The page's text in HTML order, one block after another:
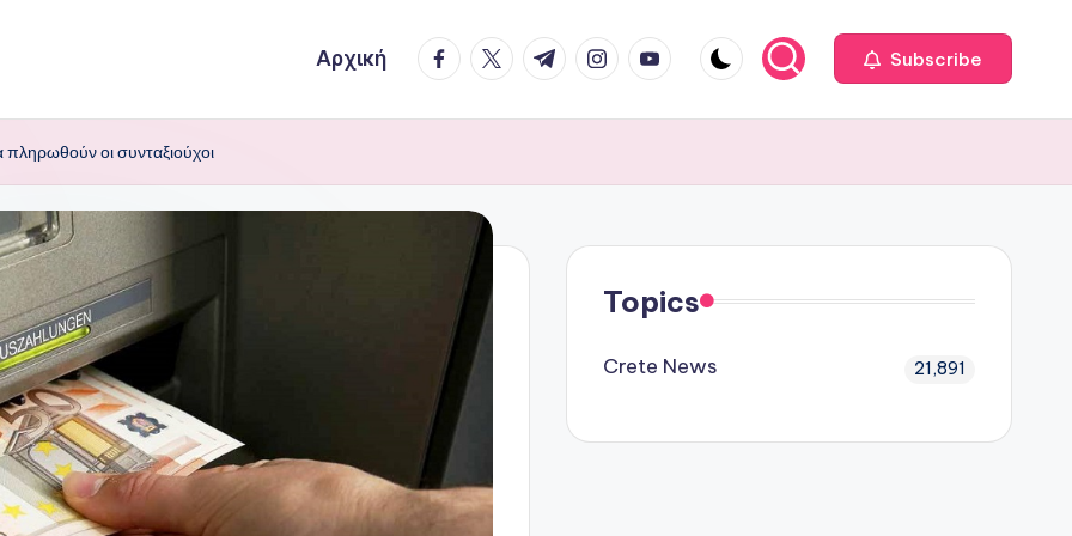
Αρχική facebook.com
twitter.com
t.me instagram.com
youtube.com Subscribe
οι συνταξιούχοι
Topics
Crete News 21,891